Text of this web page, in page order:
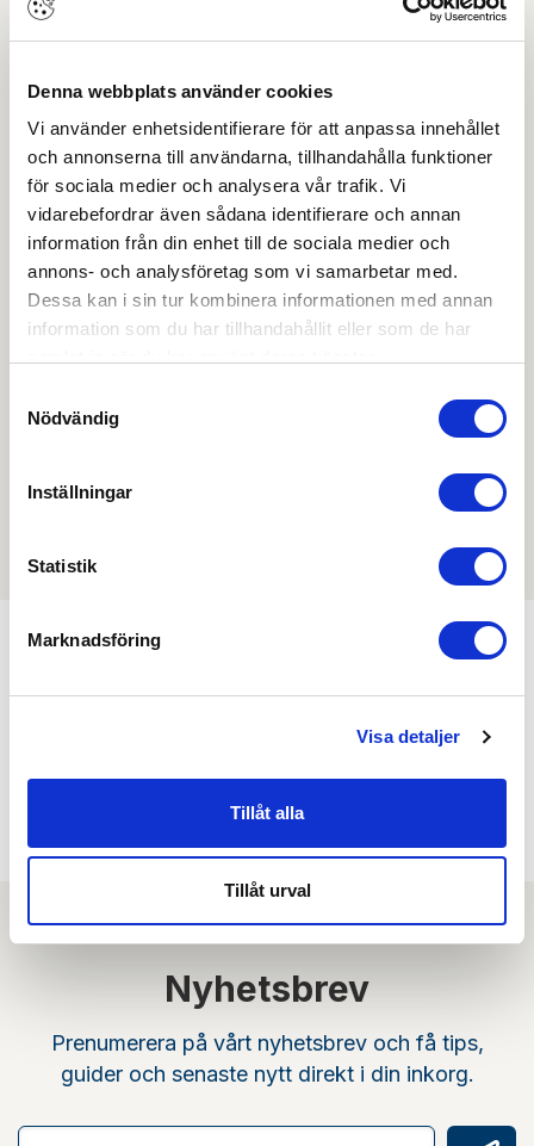
Denna webbplats använder cookies
Vi använder enhetsidentifierare för att anpassa innehållet
och annonserna till användarna, tillhandahålla funktioner
för sociala medier och analysera vår trafik. Vi
vidarebefordrar även sådana identifierare och annan
information från din enhet till de sociala medier och
annons- och analysföretag som vi samarbetar med.
Dessa kan i sin tur kombinera informationen med annan
information som du har tillhandahållit eller som de har
Nödvändig
Inställningar
Statistik
Marknadsföring
Visa detaljer
Tillåt alla
Tillåt urval
uppdaterade dokument hos leverantören. Vi jobbar
löpande med att säkerställa att våra dokument är så
Skapa konto Logga in
Skapa inloggning, bli företagskund eller logga in för att
beställa, se priser,
Filmer
Nyhetsbrev
Prenumerera på vårt nyhetsbrev och få tips,
guider och senaste nytt direkt i din inkorg.